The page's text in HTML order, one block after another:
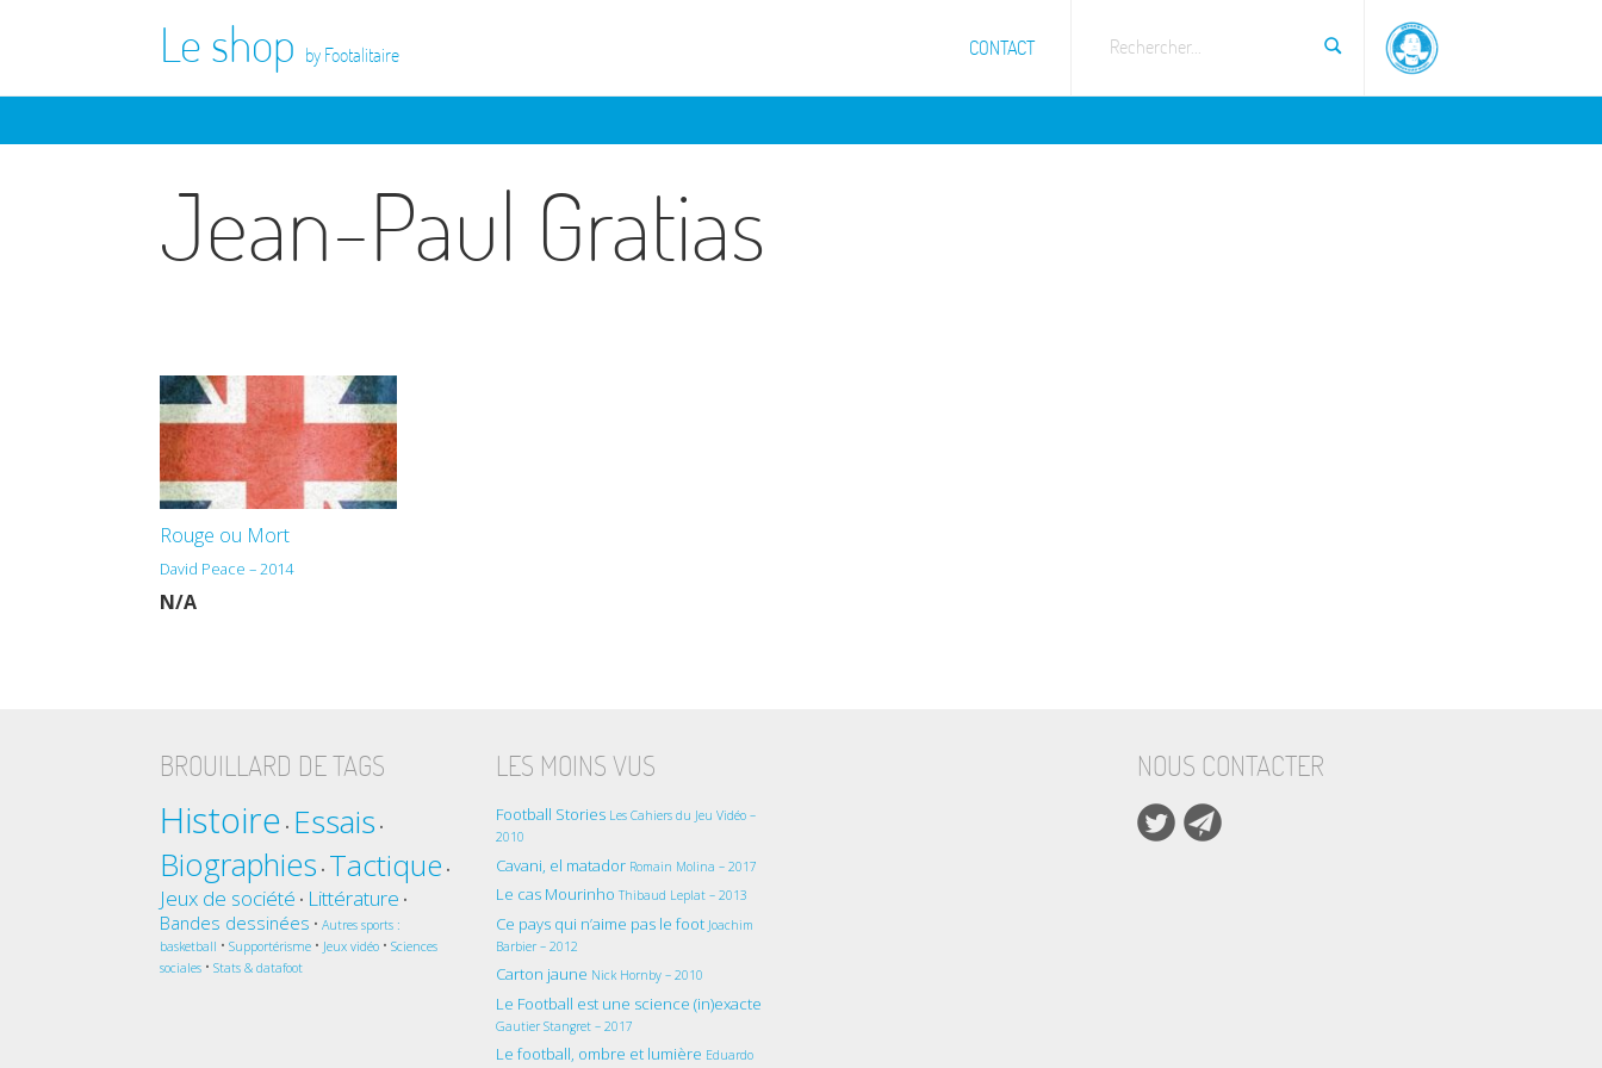
Le shop by Footalitaire CONTACT Rechercher...
Jean-Paul Gratias
Rouge ou Mort
David Peace – 2014
N/A
BROUILLARD DE TAGS
Histoire • Essais •
Biographies • Tactique •
Jeux de société • Littérature •
Bandes dessinées •Autres sports :
basketball •Supportérisme • Jeux vidéo •Sciences
sociales •Stats & datafoot
LES MOINS VUS
Football Stories Les Cahiers du Jeu Vidéo –
2010
Cavani, el matador Romain Molina – 2017
Le cas MourinhoThibaud Leplat – 2013
Ce pays qui n’aime pas le foot Joachim
Barbier – 2012
Carton jaune Nick Hornby – 2010
Le Football est une science (in)exacte
Gautier Stangret – 2017
Le football, ombre et lumière Eduardo
NOUS CONTACTER